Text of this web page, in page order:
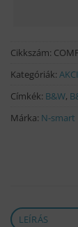
Cikkszám:
Kategóriák:
Címkék: B&W,
Márka: N-smart
LEÍRÁS